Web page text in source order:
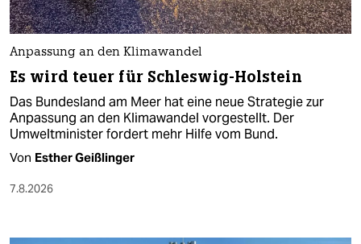
Anpassung an den Klimawandel
Es wird teuer für Schleswig-Holstein
Das Bundesland am Meer hat eine neue Strategie zur
Anpassung an den Klimawandel vorgestellt. Der
Umweltminister fordert mehr Hilfe vom Bund.
Von Esther Geißlinger
7.8.2026